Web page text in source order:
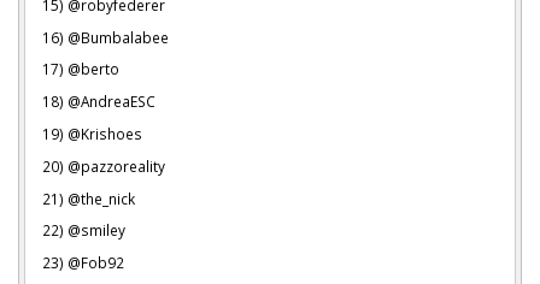
15) @robyfederer
16) @Bumbalabee
17) @berto
18) @AndreaESC
19) @Krishoes
20) @pazzoreality
21) @the_nick
22) @smiley
23) @Fob92